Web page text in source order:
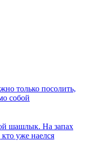
только посолить,
собой
шашлык. На запах
уже наелся